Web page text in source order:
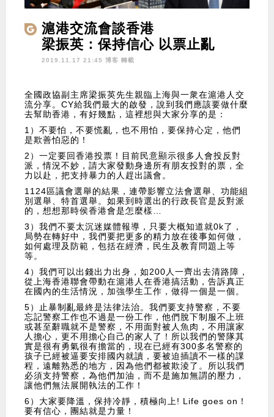
滬港交流會談香港
梁振英：保持信心 以票止亂
2019.11.17 21:45 博客 轉載
全國政協副主席梁振英先生親臨上海與一衆在滬港人交
流分享。CY給我們最大的啟發，說到我們應該要做什麼
去幫助香港，有好幾點，這裡想與大家分享的是：
1）不要怕，不要慌亂，也不用怕，要保持心定，他們
是欺善怕惡的！
2）一定要回香港投票！目前民意顯示很多人會投反對
派，情況不妙，請大家發動身邊所有朋友投對的票，全
力以赴，把支持暴力的人趕出議會。
1124區議會選舉的結果，連帶影響立法會選舉、功能組
別選舉、特首選舉。如果到時選出的行政長官是反對派
的，想想那時侯香港會是怎麼樣…
3）我們不要太沉迷媒體報導，只要大概知道就0k了，
局勢在轉好中，我們要把更多的精力放在後事如何做，
如何處理及防範，包括在經濟，民生及教育問題上等
等。
4）我們可以出錢出力出身，如200人一齊出去清路障，
從上海香港聯會帶動在滬港人在香港搞活動，告訴真正
在國內的生活情況，加強學生工作，做得一個是一個。
5）止暴制亂最終是法律法治。我們要支持警察，不要
忘記警察工作也不過是一份工作，他們脫下制服不上班
或甚至辭職就不是警察，不用面對被人魚肉，不用讓家
人擔心，更不用擔心自己的家人了！所以我們的警隊其
實是很有勇氣很有擔當的，現在已經有300多名警察的
孩子已經被逼要安排國內就讀，要被迫插讀不一樣的課
程，遠離熟悉的地方，因為他們都被欺淩了。所以我們
必須支持警察，為他們加油，而不是施加無謂的壓力，
讓他們無法展開執法的工作！
6）大家要降溫，保持冷靜，積極向上! Life goes on！
要有信心，團結就是力量！